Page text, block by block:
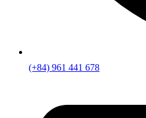
(+84) 961 441 678